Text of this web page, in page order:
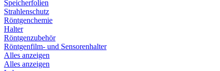
Speicherfolien
Strahlenschutz
Röntgenchemie
Halter
Röntgenzubehör
Röntgenfilm- und Sensorenhalter
Alles anzeigen
Alles anzeigen